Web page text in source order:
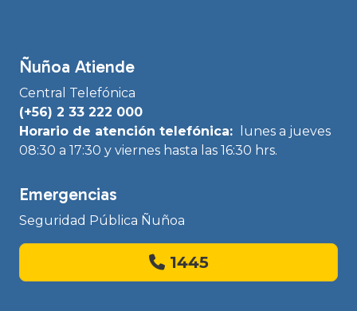
Ñuñoa Atiende
Central Telefónica
(+56) 2 33 222 000
Horario de atención telefónica:
lunes a jueves
08:30 a 17:30 y viernes hasta las 16:30 hrs.
Emergencias
Seguridad Pública Ñuñoa
1445